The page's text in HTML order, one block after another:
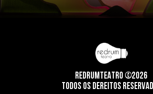
REDRUMTEATRO ©2026
TODOS OS DEREITOS